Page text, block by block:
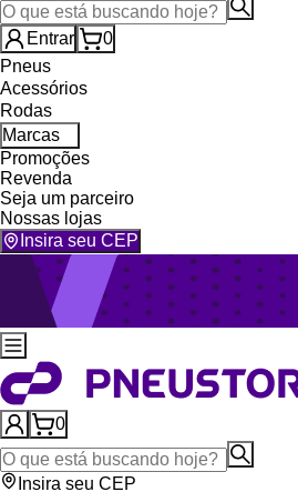
Entrar
0
Pneus
Acessórios
Rodas
Marcas
Promoções
Revenda
Seja um parceiro
Nossas lojas
Insira seu CEP
0
Insira seu CEP